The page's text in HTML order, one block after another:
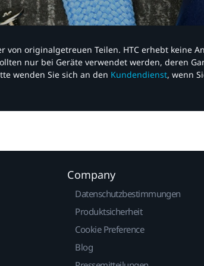
originalgetreuen Teilen. HTC erhebt keine
nur bei Geräte verwendet werden, deren
wenden Sie sich an den Kundendienst, wenn
Company
Datenschutzbestimmungen
Produktsicherheit
Cookie Preference
Blog